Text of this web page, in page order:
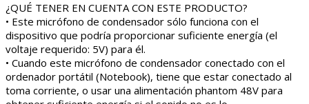
¿QUÉ TENER EN CUENTA CON ESTE PRODUCTO?
• Este micrófono de condensador sólo funciona con el
dispositivo que podría proporcionar suficiente energía (el
voltaje requerido: 5V) para él.
• Cuando este micrófono de condensador conectado con el
ordenador portátil (Notebook), tiene que estar conectado al
toma corriente, o usar una alimentación phantom 48V para